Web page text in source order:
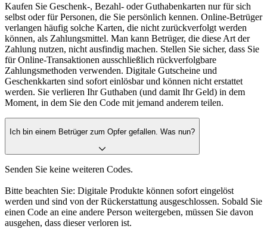
Kaufen Sie Geschenk-, Bezahl- oder Guthabenkarten nur für sich
selbst oder für Personen, die Sie persönlich kennen. Online-Betrüger
verlangen häufig solche Karten, die nicht zurückverfolgt werden
können, als Zahlungsmittel. Man kann Betrüger, die diese Art der
Zahlung nutzen, nicht ausfindig machen. Stellen Sie sicher, dass Sie
für Online-Transaktionen ausschließlich rückverfolgbare
Zahlungsmethoden verwenden. Digitale Gutscheine und
Geschenkkarten sind sofort einlösbar und können nicht erstattet
werden. Sie verlieren Ihr Guthaben (und damit Ihr Geld) in dem
Moment, in dem Sie den Code mit jemand anderem teilen.
Ich bin einem Betrüger zum Opfer gefallen. Was nun?
Senden Sie keine weiteren Codes.
Bitte beachten Sie: Digitale Produkte können sofort eingelöst
werden und sind von der Rückerstattung ausgeschlossen. Sobald Sie
einen Code an eine andere Person weitergeben, müssen Sie davon
ausgehen, dass dieser verloren ist.